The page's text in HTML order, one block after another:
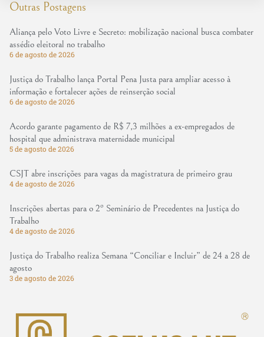
Outras Postagens
Aliança pelo Voto Livre e Secreto: mobilização nacional busca combater
assédio eleitoral no trabalho
6 de agosto de 2026
Justiça do Trabalho lança Portal Pena Justa para ampliar acesso à
informação e fortalecer ações de reinserção social
6 de agosto de 2026
Acordo garante pagamento de R$ 7,3 milhões a ex-empregados de
hospital que administrava maternidade municipal
5 de agosto de 2026
CSJT abre inscrições para vagas da magistratura de primeiro grau
4 de agosto de 2026
Inscrições abertas para o 2º Seminário de Precedentes na Justiça do
Trabalho
4 de agosto de 2026
Justiça do Trabalho realiza Semana “Conciliar e Incluir” de 24 a 28 de
agosto
3 de agosto de 2026